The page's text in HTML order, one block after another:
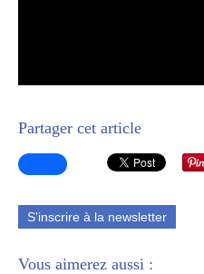
Partager cet article
S'inscrire à la newsletter
Vous aimerez aussi :